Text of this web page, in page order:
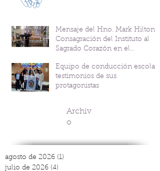
Mensaje del Hno. Mark Hilton y
Consagración del Instituto al
Sagrado Corazón en el
Coindre
Equipo de conducción escolar:
testimonios de sus
protagonistas
Archiv
o
agosto de 2026 (1)
julio de 2026 (4)